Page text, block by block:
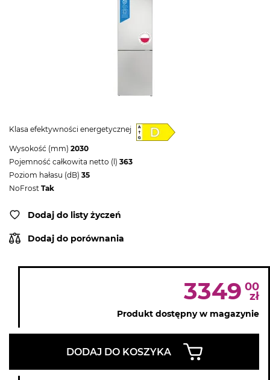
Klasa efektywności energetycznej
Wysokość (mm) 2030
Pojemność całkowita netto (l) 363
Poziom hałasu (dB) 35
NoFrost Tak
Dodaj do listy życzeń
Dodaj do porównania
3349 00
zł
Produkt dostępny w magazynie
DODAJ DO KOSZYKA